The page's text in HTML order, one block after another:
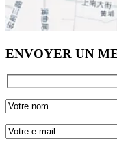
ENVOYER UN